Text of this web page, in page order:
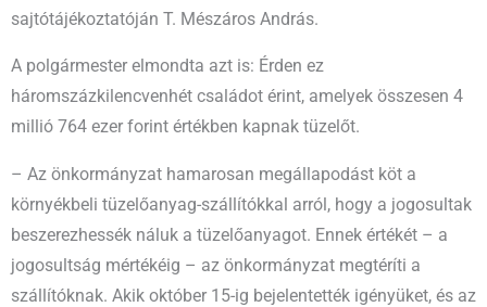
sajtótájékoztatóján T. Mészáros András.
A polgármester elmondta azt is: Érden ez
háromszázkilencvenhét családot érint, amelyek összesen 4
millió 764 ezer forint értékben kapnak tüzelőt.
– Az önkormányzat hamarosan megállapodást köt a
környékbeli tüzelőanyag-szállítókkal arról, hogy a jogosultak
beszerezhessék náluk a tüzelőanyagot. Ennek értékét – a
jogosultság mértékéig – az önkormányzat megtéríti a
szállítóknak. Akik október 15-ig bejelentették igényüket, és az